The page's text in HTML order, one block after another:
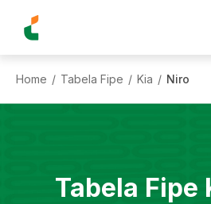
Home / Tabela Fipe / Kia / Niro
Tabela Fipe